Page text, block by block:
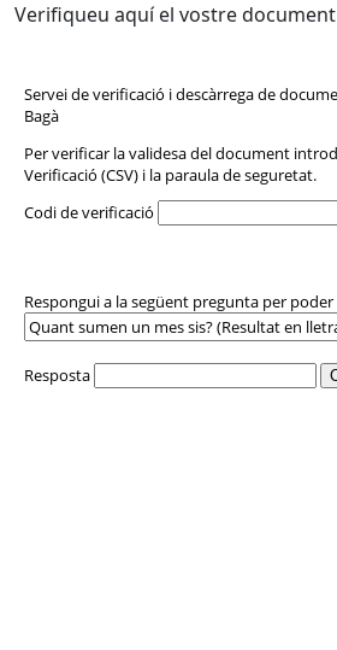
Verifiqueu aquí el vostre document